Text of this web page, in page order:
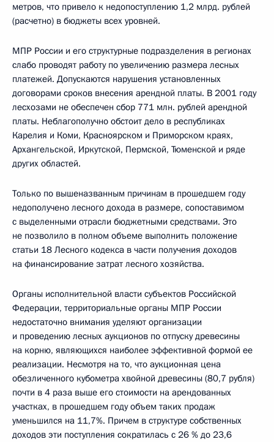
метров, что привело к недопоступлению 1,2 млрд. рублей
(расчетно) в бюджеты всех уровней.
МПР России и его структурные подразделения в регионах
слабо проводят работу по увеличению размера лесных
платежей. Допускаются нарушения установленных
договорами сроков внесения арендной платы. В 2001 году
лесхозами не обеспечен сбор 771 млн. рублей арендной
платы. Неблагополучно обстоит дело в республиках
Карелия и Коми, Красноярском и Приморском краях,
Архангельской, Иркутской, Пермской, Тюменской и ряде
других областей.
Только по вышеназванным причинам в прошедшем году
недополучено лесного дохода в размере, сопоставимом
с выделенными отрасли бюджетными средствами. Это
не позволило в полном объеме выполнить положение
статьи 18 Лесного кодекса в части получения доходов
на финансирование затрат лесного хозяйства.
Органы исполнительной власти субъектов Российской
Федерации, территориальные органы МПР России
недостаточно внимания уделяют организации
и проведению лесных аукционов по отпуску древесины
на корню, являющихся наиболее эффективной формой ее
реализации. Несмотря на то, что аукционная цена
обезличенного кубометра хвойной древесины (80,7 рубля)
почти в 4 раза выше его стоимости на арендованных
участках, в прошедшем году объем таких продаж
уменьшился на 11,7%. Причем в структуре собственных
доходов эти поступления сократилась с 26 % до 23,6